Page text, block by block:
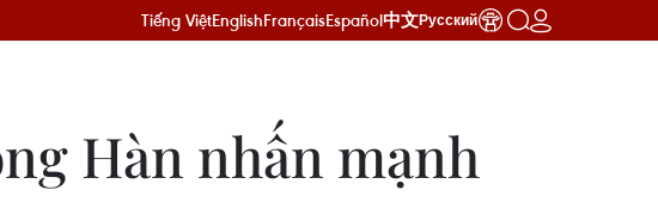
Tiếng ViệtEnglishFrançaisEspañol中文Русский
Hàn nhấn mạnh